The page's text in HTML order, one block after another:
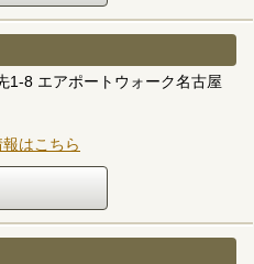
1-8 エアポートウォーク名古屋
はこちら